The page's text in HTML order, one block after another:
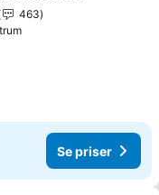
463
Se priser